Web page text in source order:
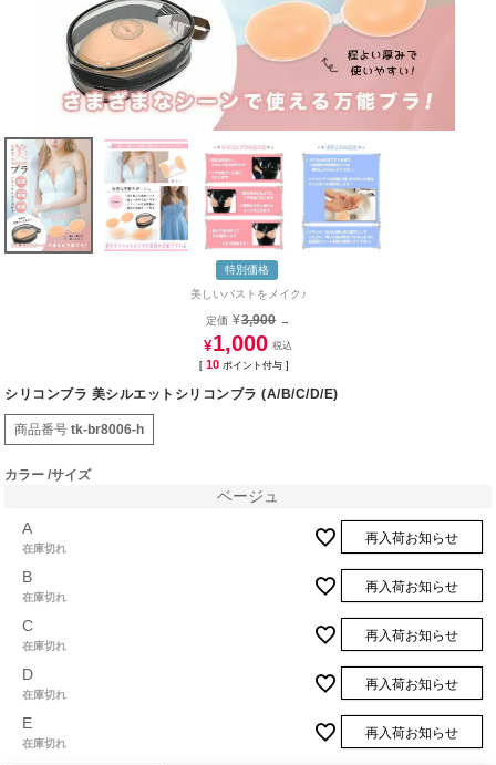
特別価格
美しいバストをメイク♪
定価 ¥3,900 →
¥1,000
[ 10 ポイント付与 ]
シリコンブラ 美シルエットシリコンブラ (A/B/C/D/E)
商品番号 tk-br8006-h
カラー サイズ
ベージュ
A
在庫切れ
再入荷お知らせ
B
在庫切れ
再入荷お知らせ
C
在庫切れ
再入荷お知らせ
D
在庫切れ
再入荷お知らせ
E
在庫切れ
再入荷お知らせ